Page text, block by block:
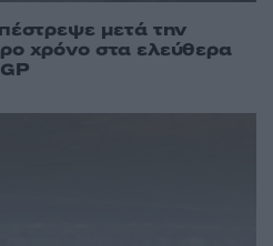
μετά την
χρόνο στα ελεύθερα